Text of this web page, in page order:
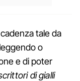
tale da
o
e di poter
di gialli